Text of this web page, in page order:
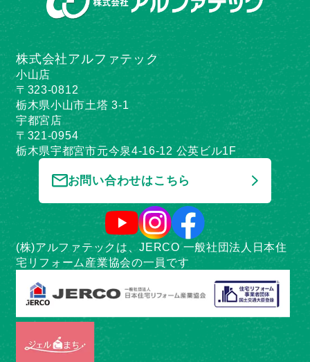
株式会社アルファテック
小山店
〒323-0812
栃木県小山市土塔 3-1
宇都宮店
〒321-0954
栃木県宇都宮市元今泉4-16-12 公英ビル1F
お問い合わせはこちら
(株)アルファテックは、JERCO 一般社団法人日本住
宅リフォーム産業協会の一員です